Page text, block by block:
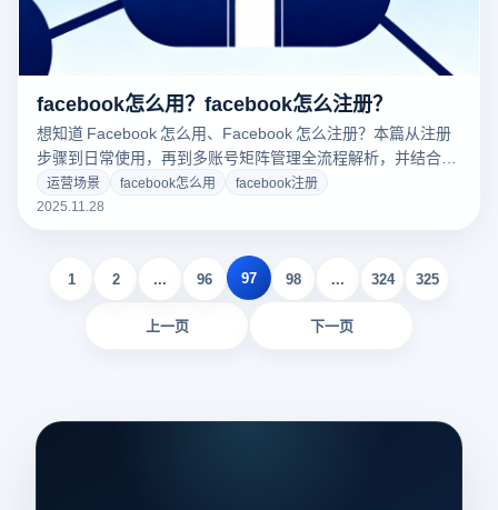
facebook怎么用？facebook怎么注册？
想知道 Facebook 怎么用、Facebook 怎么注册？本篇从注册
步骤到日常使用，再到多账号矩阵管理全流程解析，并结合云
登指纹浏览器解决账号异常与多开难题，让你的 Facebook 运
营更稳定更高效！
运营场景 facebook怎么用
facebook注册
2025.11.28
上一页
1 2 ... 96 97 98 ... 324 325
下一页